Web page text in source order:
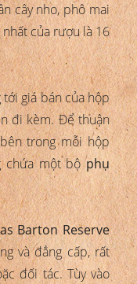
cây nho, phô mai
của rượu là 16
giá bán của hộp
đi kèm. Để thuận
trong mỗi hộp
chứa một bộphụ
Barton Reserve
và đẳng cấp, rất
đối tác. Tùy vào